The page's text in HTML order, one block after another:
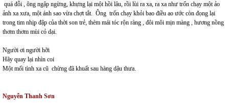
quá đỗi , ông ngập ngừng, khựng lại một hồi lâu, rồi lùi ra xa, ra xa như trốn chạy một ảo
ảnh xa xưa, một ánh sao vừa chợt tắt. Ông trốn chạy khỏi bao điều ao ước còn đọng lại
trong tim nhịp đập của thời son trẻ, thèm mái tóc rộn ràng , đôi môi mịn màng , hương nồng
thơm thơm mùi cỏ dại.
Người ơi người hỡi
Hãy quay lại nhìn coi
Một mối tình xa cũ chừng đã khuất sau hàng dậu thưa.
Nguyễn Thanh Sơn